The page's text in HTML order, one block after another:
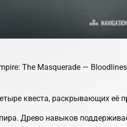
The Masquerade —
квеста, раскрывающих её
Древо навыков